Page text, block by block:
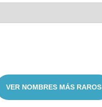
VER NOMBRES MÁS RAROS